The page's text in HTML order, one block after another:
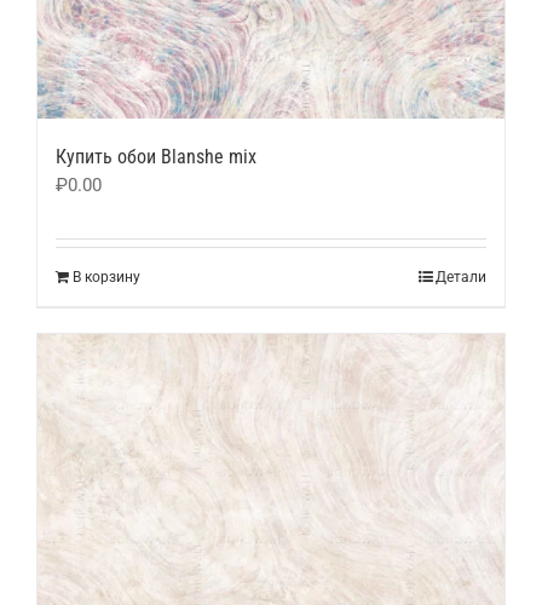
Купить обои Blanshe mix
₽0.00
В корзину Детали